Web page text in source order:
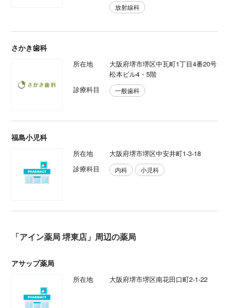
放射線科
さかき歯科
所在地
大阪府堺市堺区中瓦町1丁目4番20号
松本ビル4・5階
診療科目
一般歯科
福島小児科
所在地
大阪府堺市堺区中安井町1-3-18
診療科目
内科 小児科
「アイン薬局 堺東店」周辺の薬局
アサップ薬局
所在地 大阪府堺市堺区南花田口町2-1-22